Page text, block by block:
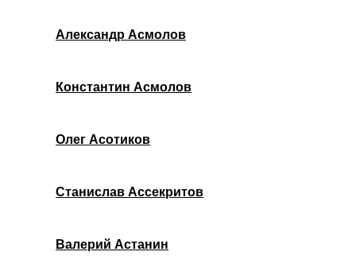
Александр Асмолов
Константин Асмолов
Олег Асотиков
Станислав Ассекритов
Валерий Астанин